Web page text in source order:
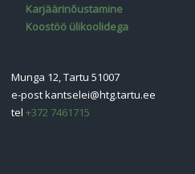
Karjäärinõustamine
Koostöö ülikoolidega
Munga 12, Tartu 51007
e-postkantselei@htg.tartu.ee
tel+372 7461715